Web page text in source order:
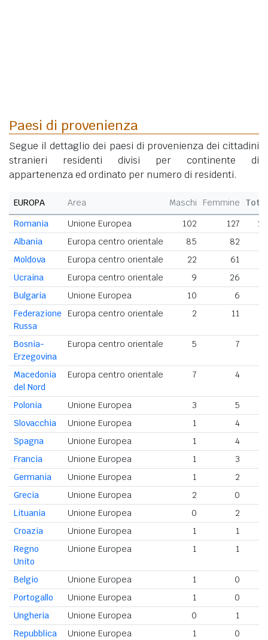
Paesi di provenienza
Segue il dettaglio dei paesi di provenienza dei cittadini
stranieri residenti divisi per continente di
appartenenza ed ordinato per numero di residenti.
EUROPA Area Maschi Femmine
Romania
Unione Europea 102 127
Albania
Europa centro orientale 85 82
Moldova
Europa centro orientale 22 61
Ucraina
Europa centro orientale 9 26
Bulgaria
Unione Europea 10 6
Federazione
Russa
Europa centro orientale 2 11
Bosnia-
Erzegovina
Europa centro orientale 5 7
Macedonia
del Nord
Europa centro orientale 7 4
Polonia Unione Europea 3 5
Slovacchia
Unione Europea 1 4
Spagna
Unione Europea 1 4
Francia
Unione Europea 1
3
Germania
Unione Europea 1
2
Grecia
Unione Europea 2
0
Lituania
Unione Europea 0
2
Croazia
Unione Europea 1
1
Regno
Unito
Unione Europea 1 1
Belgio Unione Europea 1
0
Portogallo
Unione Europea 1
0
Ungheria
Unione Europea 0
1
Repubblica
Unione Europea 1 0